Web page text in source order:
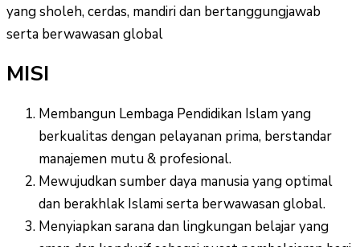
yang sholeh, cerdas, mandiri dan bertanggungjawab
serta berwawasan global
MISI
Membangun Lembaga Pendidikan Islam yang
berkualitas dengan pelayanan prima, berstandar
manajemen mutu & profesional.
Mewujudkan sumber daya manusia yang optimal
dan berakhlak Islami serta berwawasan global.
Menyiapkan sarana dan lingkungan belajar yang